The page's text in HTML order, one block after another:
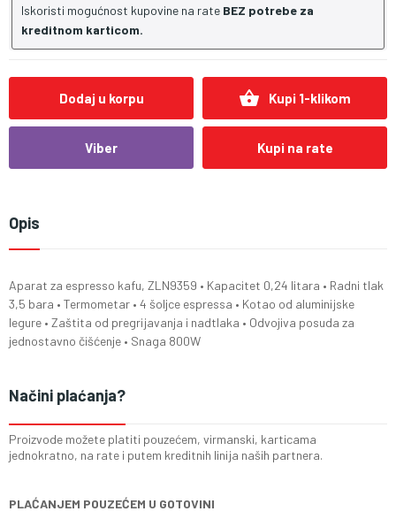
Iskoristi mogućnost kupovine na rate BEZ potrebe za
kreditnom karticom.
Dodaj u korpu shopping_basket Kupi 1-klikom
Viber Kupi na rate
Opis
Aparat za espresso kafu, ZLN9359 • Kapacitet 0,24 litara • Radni tlak
3,5 bara • Termometar • 4 šoljce espressa • Kotao od aluminijske
legure • Zaštita od pregrijavanja i nadtlaka • Odvojiva posuda za
jednostavno čišćenje • Snaga 800W
Načini plaćanja?
Proizvode možete platiti pouzećem, virmanski, karticama
jednokratno, na rate i putem kreditnih linija naših partnera.
PLAĆANJEM POUZEĆEM U GOTOVINI